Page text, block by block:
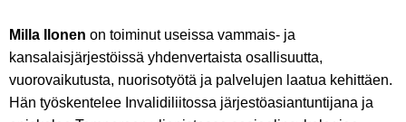
Milla Ilonen on toiminut useissa vammais- ja
kansalaisjärjestöissä yhdenvertaista osallisuutta,
vuorovaikutusta, nuorisotyötä ja palvelujen laatua kehittäen.
Hän työskentelee Invalidiliitossa järjestöasiantuntijana ja